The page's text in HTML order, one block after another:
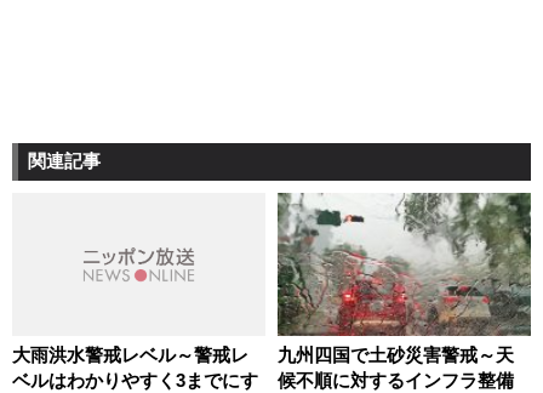
関連記事
大雨洪水警戒レベル～警戒レ
ベルはわかりやすく3までにす
九州四国で土砂災害警戒～天
候不順に対するインフラ整備